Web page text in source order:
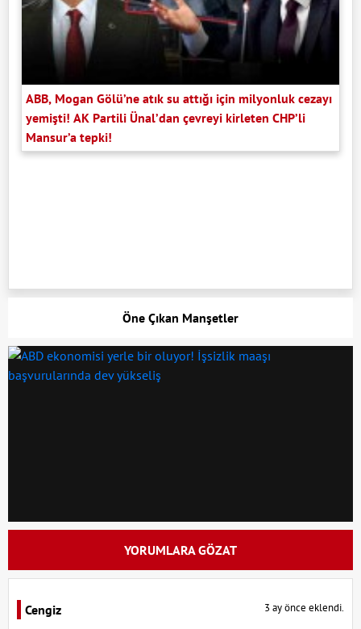
ABB, Mogan Gölü’ne atık su attığı için milyonluk cezayı
yemişti! AK Partili Ünal’dan çevreyi kirleten CHP’li
Mansur’a tepki!
Öne Çıkan Manşetler
YORUMLARA GÖZAT
Cengiz 3 ay önce eklendi.